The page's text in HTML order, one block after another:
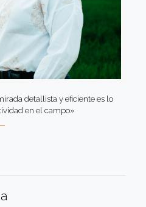
detallista y eficiente es lo
en el campo»